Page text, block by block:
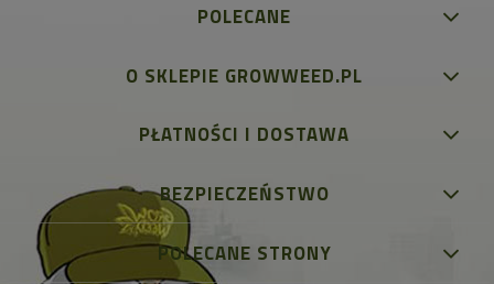
POLECANE
O SKLEPIE GROWWEED.PL
PŁATNOŚCI I DOSTAWA
BEZPIECZEŃSTWO
POLECANE STRONY